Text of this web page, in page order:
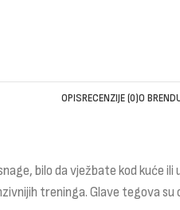
OPISRECENZIJE (0)O
bilo da vježbate kod
treninga. Glave tegova